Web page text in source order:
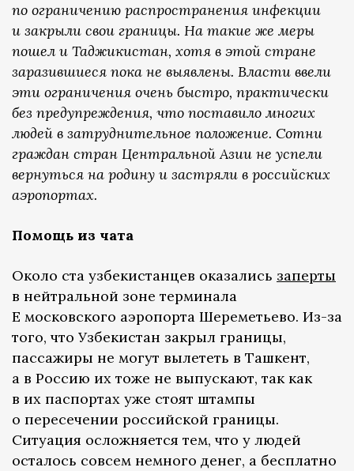
по ограничению распространения инфекции
и закрыли свои границы. На такие же меры
пошел и Таджикистан, хотя в этой стране
заразившиеся пока не выявлены. Власти ввели
эти ограничения очень быстро, практически
без предупреждения, что поставило многих
людей в затруднительное положение. Сотни
граждан стран Центральной Азии не успели
вернуться на родину и застряли в российских
аэропортах.
Помощь из чата
Около ста узбекистанцев оказались заперты
в нейтральной зоне терминала
Е московского аэропорта Шереметьево. Из-за
того, что Узбекистан закрыл границы,
пассажиры не могут вылететь в Ташкент,
а в Россию их тоже не выпускают, так как
в их паспортах уже стоят штампы
о пересечении российской границы.
Ситуация осложняется тем, что у людей
осталось совсем немного денег, а бесплатно